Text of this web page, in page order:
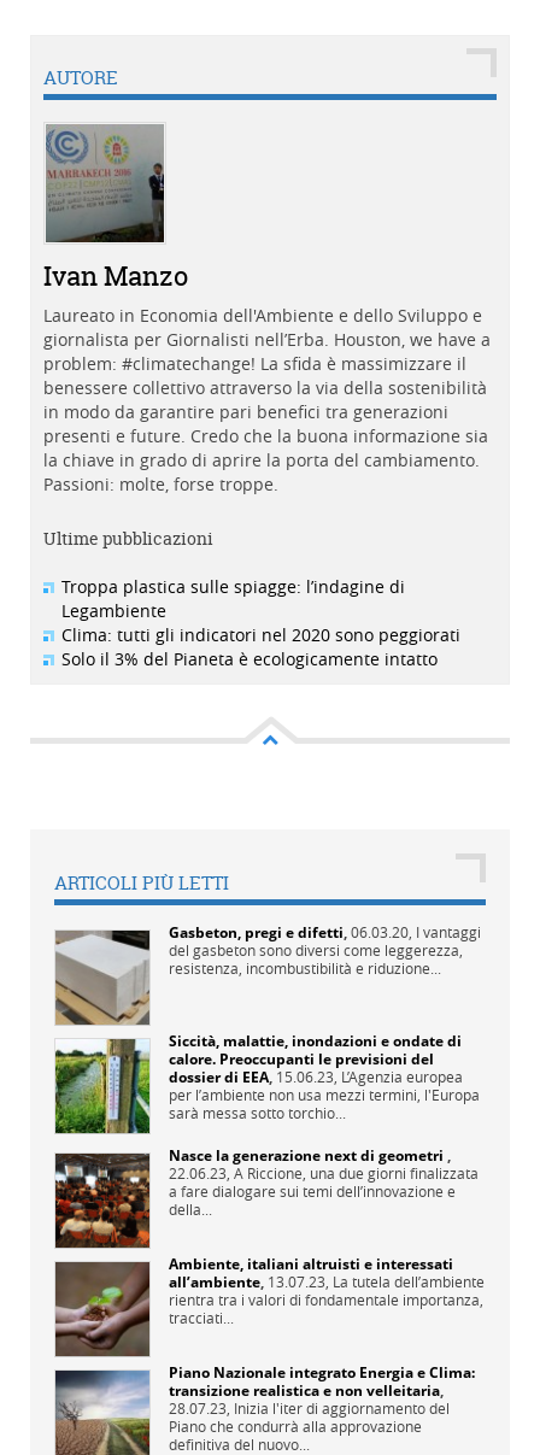
AUTORE
Ivan Manzo
Laureato in Economia dell'Ambiente e dello Sviluppo e
giornalista per Giornalisti nell’Erba. Houston, we have a
problem: #climatechange! La sfida è massimizzare il
benessere collettivo attraverso la via della sostenibilità
in modo da garantire pari benefici tra generazioni
presenti e future. Credo che la buona informazione sia
la chiave in grado di aprire la porta del cambiamento.
Passioni: molte, forse troppe.
Ultime pubblicazioni
Troppa plastica sulle spiagge: l’indagine di
Legambiente
Clima: tutti gli indicatori nel 2020 sono peggiorati
Solo il 3% del Pianeta è ecologicamente intatto
ARTICOLI PIÙ LETTI
Gasbeton, pregi e difetti,06.03.20, I vantaggi
del gasbeton sono diversi come leggerezza,
resistenza, incombustibilità e riduzione...
Siccità, malattie, inondazioni e ondate di
calore. Preoccupanti le previsioni del
dossier di EEA, 15.06.23, L’Agenzia europea
per l’ambiente non usa mezzi termini, l'Europa
sarà messa sotto torchio...
Nasce la generazione next di geometri ,
22.06.23, A Riccione, una due giorni finalizzata
a fare dialogare sui temi dell’innovazione e
della...
Ambiente, italiani altruisti e interessati
all’ambiente, 13.07.23, La tutela dell’ambiente
rientra tra i valori di fondamentale importanza,
tracciati...
Piano Nazionale integrato Energia e Clima:
transizione realistica e non velleitaria,
28.07.23, Inizia l'iter di aggiornamento del
Piano che condurrà alla approvazione
definitiva del nuovo...